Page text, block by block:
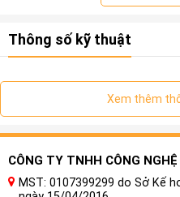
Thông số kỹ thuật
Xem thêm
CÔNG TY TNHH CÔNG
MST: 0107399299 do Sở Kế